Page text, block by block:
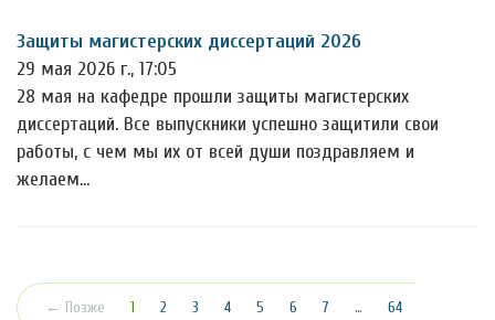
Защиты магистерских диссертаций 2026
29 мая 2026 г., 17:05
28 мая на кафедре прошли защиты магистерских
диссертаций. Все выпускники успешно защитили свои
работы, с чем мы их от всей души поздравляем и
желаем…
← Позже 1 (текущая)
2 3 4 5 6 7 … 64